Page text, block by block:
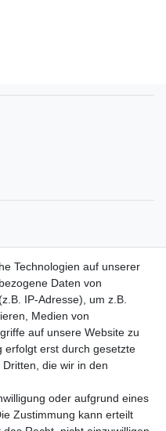
Technologien auf unserer
Daten von
IP-Adresse), um z.B.
Medien von
auf unsere Website zu
erfolgt erst durch gesetzte
die wir in den
oder aufgrund eines
Zustimmung kann erteilt